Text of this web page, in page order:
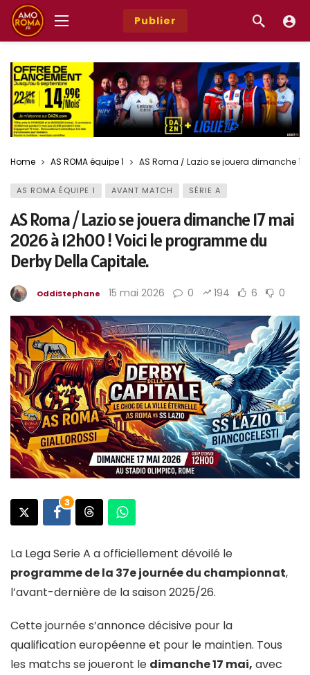
Publier
Home AS ROMA équipe 1 AS Roma / Lazio se jouera dimanche
AS ROMA ÉQUIPE 1 AVANT MATCH SÉRIE A
AS Roma / Lazio se jouera dimanche 17 mai
2026 à 12h00 ! Voici le programme du
Derby Della Capitale.
OddiStephane 15 mai 2026 0 194 6 0
3
La Lega Serie A a officiellement dévoilé le
programme de la 37e journée du championnat,
l’avant-dernière de la saison 2025/26.
Cette journée s’annonce décisive pour la
qualification européenne et pour le maintien. Tous
les matchs se joueront le dimanche 17 mai, avec